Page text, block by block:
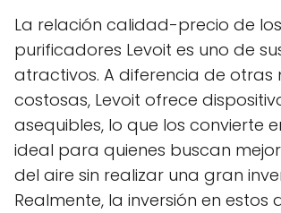
La relación calidad-precio de los
purificadores Levoit es uno de
atractivos. A diferencia de otras
costosas, Levoit ofrece
asequibles, lo que los convierte
ideal para quienes buscan
del aire sin realizar una gran
Realmente, la inversión en estos